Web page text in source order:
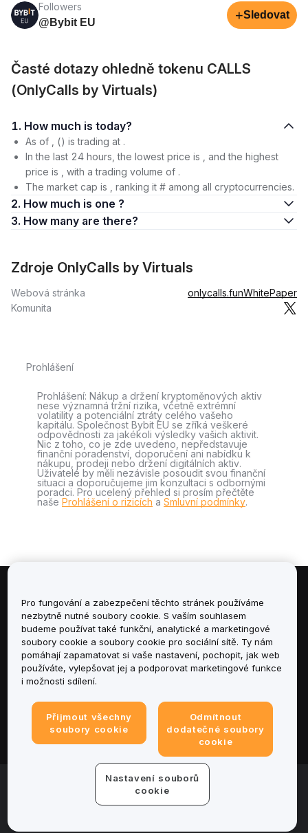
Followers
@Bybit EU
+Sledovat
Časté dotazy ohledně tokenu CALLS
(OnlyCalls by Virtuals)
1. How much is today?
As of , () is trading at .
In the last 24 hours, the lowest price is , and the highest
price is , with a trading volume of .
The market cap is , ranking it # among all cryptocurrencies.
2. How much is one ?
3. How many are there?
Zdroje OnlyCalls by Virtuals
Webová stránka onlycalls.funWhitePaper
Komunita
Prohlášení
Prohlášení: Nákup a držení kryptoměnových aktiv
nese významná tržní rizika, včetně extrémní
volatility a potenciální ztráty celého vašeho
kapitálu. Společnost Bybit EU se zříká veškeré
odpovědnosti za jakékoli výsledky vašich aktivit.
Nic z toho, co je zde uvedeno, nepředstavuje
finanční poradenství, doporučení ani nabídku k
nákupu, prodeji nebo držení digitálních aktiv.
Uživatelé by měli nezávisle posoudit svou finanční
situaci a doporučujeme jim konzultaci s odbornými
poradci. Pro ucelený přehled si prosím přečtěte
naše Prohlášení o rizicích a Smluvní podmínky.
Informace
Služby
podpora
Právní informace
© 2025-2026 Bybit.eu. Všechna práva vyhrazena.
Podmínky poskytování služeb
Podmínky ochrany
Pro fungování a zabezpečení těchto stránek používáme
nezbytně nutné soubory cookie. S vaším souhlasem
budeme používat také funkční, analytické a marketingové
soubory cookie a soubory cookie pro sociální sítě. Ty nám
pomáhají zapamatovat si vaše nastavení, pochopit, jak web
používáte, vylepšovat jej a podporovat marketingové funkce
i možnosti sdílení.
Přijmout všechny
soubory cookie
Odmítnout
dodatečné soubory
cookie
Nastavení souborů
cookie